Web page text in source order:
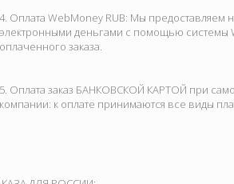
4. Оплата WebMoney RUB: Мы предоставляем
электронными деньгами с помощью системы
оплаченного заказа.
5. Оплата заказ БАНКОВСКОЙ КАРТОЙ при
компании: к оплате принимаются все виды